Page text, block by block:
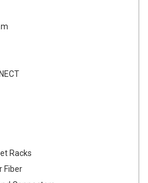
Racks
Fiber